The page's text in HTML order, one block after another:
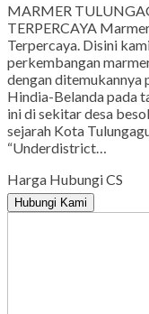
MARMER
TERPERCAYA
Terpercaya. Disini
perkembangan
dengan ditemukannya
Hindia-Belanda pada
ini di sekitar desa
sejarah Kota
“Underdistrict…
Harga Hubungi CS
Hubungi Kami